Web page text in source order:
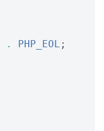
. PHP_EOL ;